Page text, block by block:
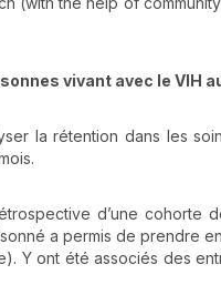
vivant avec le VIH
la rétention dans les
d’une
a permis de prendre
Y ont été associés des